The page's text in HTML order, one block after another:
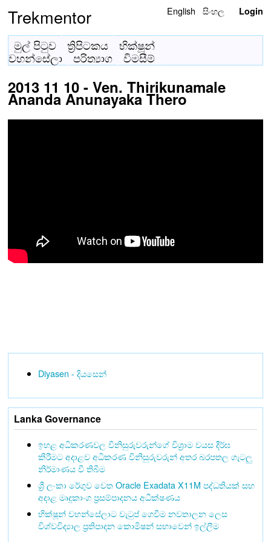
Trekmentor English සිංහල Login
මුල් පිටුව ත්‍රිපිටකය
භික්ෂූන්
වහන්සේලා
පරිත්‍යාග විමසීම්
2013 11 10 - Ven. Thirikunamale
Ananda Anunayaka Thero
Diyasen - දියසෙන්
Lanka Governance
ඉහළ අධිකරණවල විනිසුරුවරුන්ගේ විශ්‍රාම වයස දීර්ඝ
කිරීමට අදාළව අධිකරණ විනිසුරුවරුන් අතර බරපතල ගැටලු
නිර්මාණය වී තිබීම
ශ්‍රී ලංකා රේගුව වෙත Oracle Exadata X11M පද්ධතියක් සහ
අදාළ මෘදුකාංග ප්‍රසම්පාදනය අධීක්ෂණය
භික්ෂූන් වහන්සේලාට වැටුප් ගෙවීම නවතාලන ලෙස
විශ්වවිද්‍යාල ප්‍රතිපාදන කොමිෂන් සභාවෙන් ඉල්ලීම